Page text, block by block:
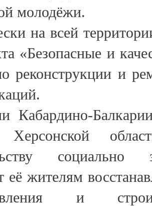
молодёжи.
на всей
«Безопасные и
реконструкции и
Кабардино-
Херсонской
социально
её жителям
и